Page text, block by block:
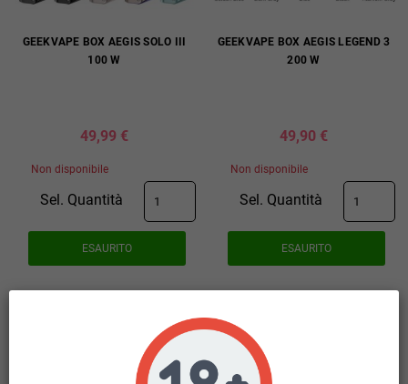
GEEKVAPE BOX AEGIS SOLO III
100 W
49,99 €
Non disponibile
Sel. Quantità
ESAURITO
GEEKVAPE BOX AEGIS LEGEND 3
200 W
49,90 €
Non disponibile
Sel. Quantità
ESAURITO